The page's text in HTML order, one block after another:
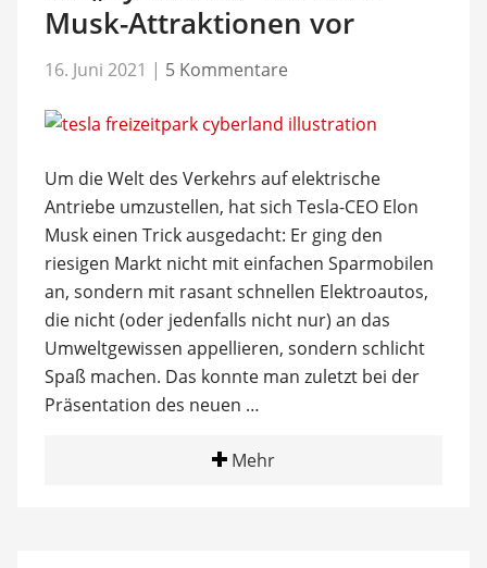
Musk-Attraktionen vor
16. Juni 2021 | 5 Kommentare
Um die Welt des Verkehrs auf elektrische
Antriebe umzustellen, hat sich Tesla-CEO Elon
Musk einen Trick ausgedacht: Er ging den
riesigen Markt nicht mit einfachen Sparmobilen
an, sondern mit rasant schnellen Elektroautos,
die nicht (oder jedenfalls nicht nur) an das
Umweltgewissen appellieren, sondern schlicht
Spaß machen. Das konnte man zuletzt bei der
Präsentation des neuen …
Mehr